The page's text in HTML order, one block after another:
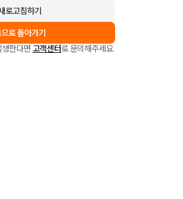
로고침하기
로 돌아가기
한다면 고객센터로 문의해주세요.